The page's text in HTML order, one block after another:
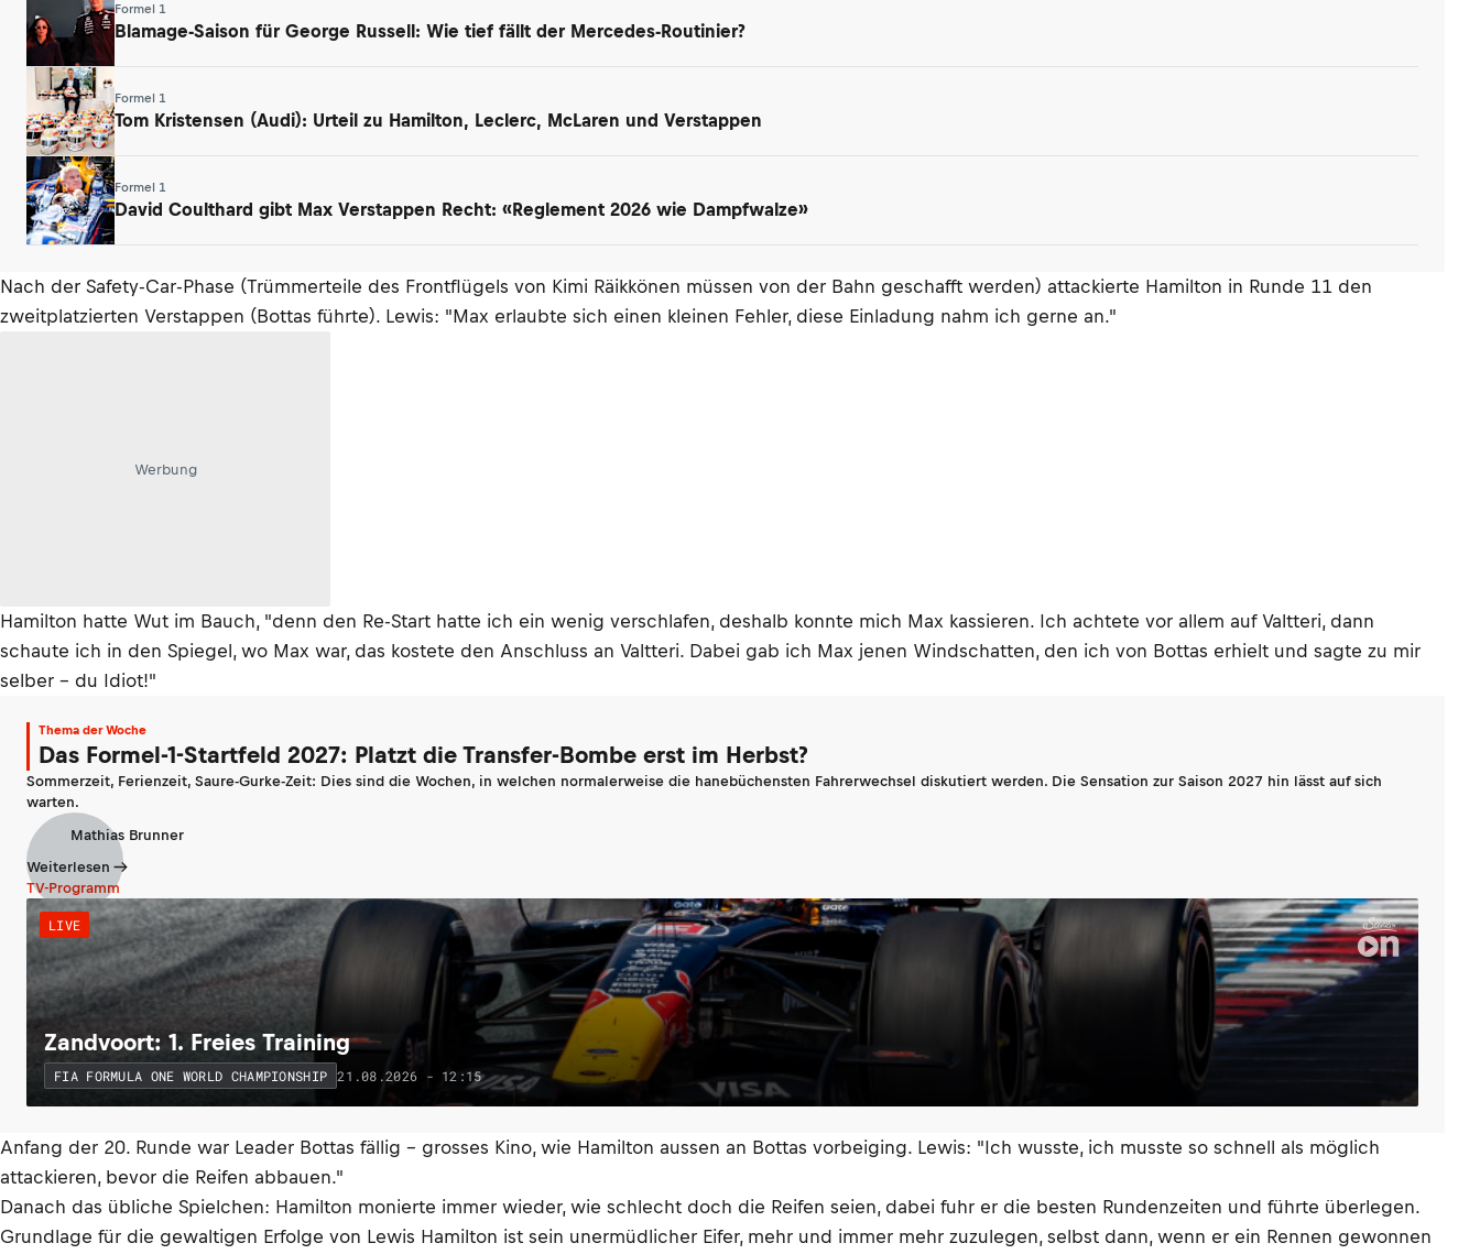
Formel 1
Blamage-Saison für George Russell: Wie tief fällt der Mercedes-Routinier?
Formel 1
Tom Kristensen (Audi): Urteil zu Hamilton, Leclerc, McLaren und Verstappen
Formel 1
David Coulthard gibt Max Verstappen Recht: «Reglement 2026 wie Dampfwalze»
Nach der Safety-Car-Phase (Trümmerteile des Frontflügels von Kimi Räikkönen müssen von der Bahn geschafft werden) attackierte Hamilton in Runde 11 den
zweitplatzierten Verstappen (Bottas führte). Lewis: "Max erlaubte sich einen kleinen Fehler, diese Einladung nahm ich gerne an."
Werbung
Hamilton hatte Wut im Bauch, "denn den Re-Start hatte ich ein wenig verschlafen, deshalb konnte mich Max kassieren. Ich achtete vor allem auf Valtteri, dann
schaute ich in den Spiegel, wo Max war, das kostete den Anschluss an Valtteri. Dabei gab ich Max jenen Windschatten, den ich von Bottas erhielt und sagte zu mir
selber – du Idiot!"
Thema der Woche
Das Formel-1-Startfeld 2027: Platzt die Transfer-Bombe erst im Herbst?
Sommerzeit, Ferienzeit, Saure-Gurke-Zeit: Dies sind die Wochen, in welchen normalerweise die hanebüchensten Fahrerwechsel diskutiert werden. Die Sensation zur Saison 2027 hin lässt auf sich
warten.
Mathias Brunner
Weiterlesen
TV-Programm
LIVE
Zandvoort: 1. Freies Training
FIA FORMULA ONE WORLD CHAMPIONSHIP 21.08.2026 - 12:15
Anfang der 20. Runde war Leader Bottas fällig – grosses Kino, wie Hamilton aussen an Bottas vorbeiging. Lewis: "Ich wusste, ich musste so schnell als möglich
attackieren, bevor die Reifen abbauen."
Danach das übliche Spielchen: Hamilton monierte immer wieder, wie schlecht doch die Reifen seien, dabei fuhr er die besten Rundenzeiten und führte überlegen.
Grundlage für die gewaltigen Erfolge von Lewis Hamilton ist sein unermüdlicher Eifer, mehr und immer mehr zuzulegen, selbst dann, wenn er ein Rennen gewonnen